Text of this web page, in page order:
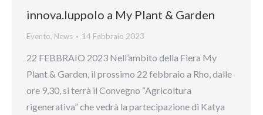
innova.luppolo a My Plant & Garden
Evento, News 14 Febbraio 2023
22 FEBBRAIO 2023 Nell’ambito della Fiera My
Plant & Garden, il prossimo 22 febbraio a Rho, dalle
ore 9,30, si terrà il Convegno “Agricoltura
rigenerativa” che vedrà la partecipazione di Katya